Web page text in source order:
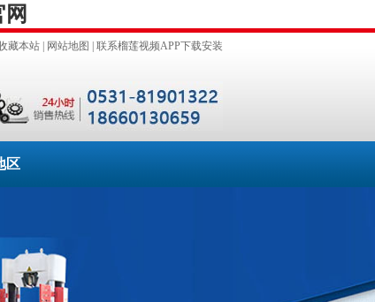
藏本站 网站地图 联系榴莲视频APP下载安装
区